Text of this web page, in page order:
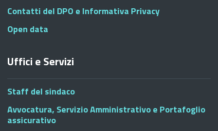
Contatti del DPO e Informativa Privacy
Open data
Uffici e Servizi
Staff del sindaco
Avvocatura, Servizio Amministrativo e Portafoglio
assicurativo